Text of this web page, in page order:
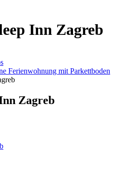
Inn Zagreb
Ferienwohnung mit Parkettboden
Zagreb